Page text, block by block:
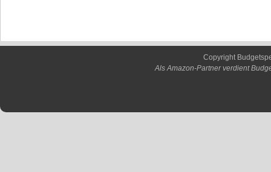
Copyright
Als Amazon-Partner verdient